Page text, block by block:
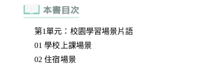
第1單元：校園學習場景片語
01 學校上課場景
02 住宿場景